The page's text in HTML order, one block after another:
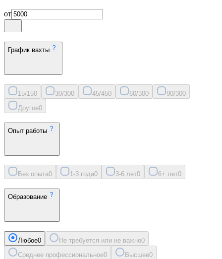
от
График вахты
15/150 30/300 45/450 60/300 90/300
Другое0
Опыт работы
Без опыта0 1-3 года0 3-6 лет0 6+ лет0
Образование
Любое0 Не требуется или не важно0
Среднее профессиональное0 Высшее0